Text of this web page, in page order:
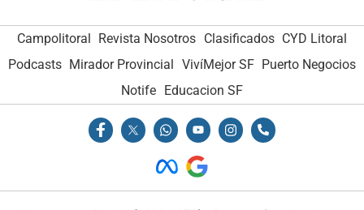
Campolitoral Revista Nosotros Clasificados CYD Litoral
Podcasts Mirador Provincial VivíMejor SF Puerto Negocios
Notife
Educacion SF